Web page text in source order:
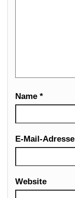
Name *
E-Mail-Adresse
Website